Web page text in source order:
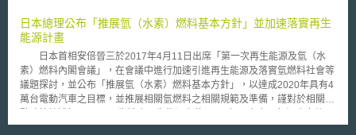
1432-1435 MHz, 1710-1755 MHz, and 2385-2390 MHz)中，以及一些從
聯邦專屬使用區重新定頻到非專用區的頻率，因移頻所支應出的必要成本。
而在FCC的公佈報告中，委員會認為惟有定義清楚，方能有效地落實該法的
執行。因此FCC詳細解釋說明了CSEA中對於「總體現金收益(total cash
proceeds)」的意義，FCC認為所謂的總體現金收益應該是原始獲標的價格
扣除掉任何有可能的折扣或扣損；同時，FCC也在預定修正公告中，認為應
改變委員會的拍賣價格規定以配合CSEA的規定。另外，也修正了部落地的
日本總理公布「推展氫（水素）燃料基本方針」並加速落實再生
能源計畫
日本首相安倍晉三於2017年4月11日出席「第一次再生能源及氫（水
素）燃料內閣會議」，在會議中進行加速引進再生能源及落實氫燃料社會等
議題探討，並公布「推展氫（水素）燃料基本方針」，以達成2020年具有4
萬台電動汽車之目標，並推展相關氫燃料之相關規範及準備，謹對於相關重
展望12項計畫： 風能、地熱環境影響評估迅速化，並支援該地區之行政推